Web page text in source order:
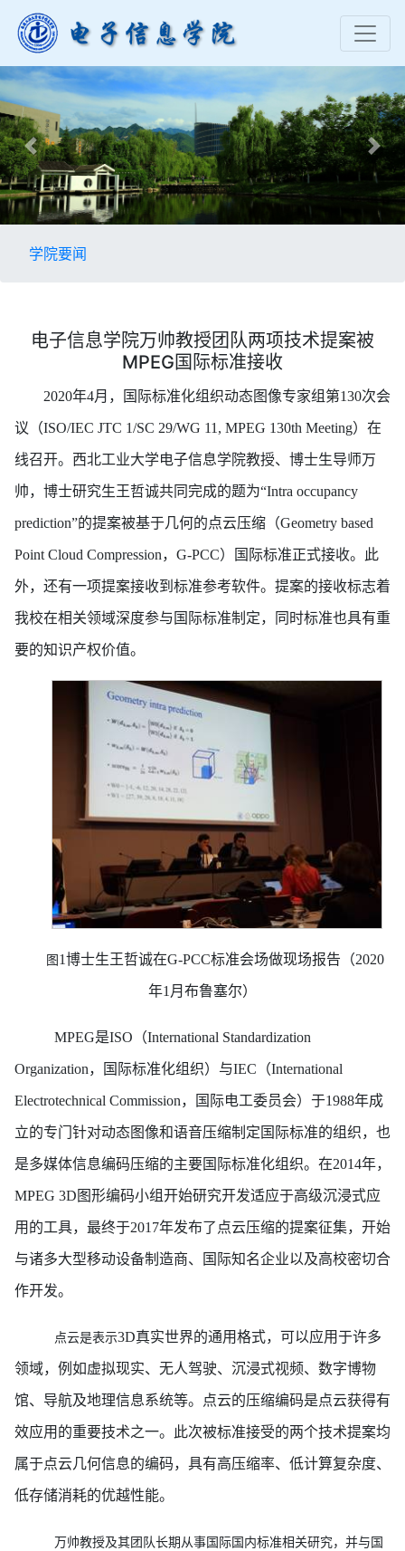
Previous Next
学院要闻
电子信息学院万帅教授团队两项技术提案被
MPEG国际标准接收
2020年4月，国际标准化组织动态图像专家组第130次会
议（ISO/IEC JTC 1/SC 29/WG 11, MPEG 130th Meeting）在
线召开。西北工业大学电子信息学院教授、博士生导师万
帅，博士研究生王哲诚共同完成的题为“Intra occupancy
prediction”的提案被基于几何的点云压缩（Geometry based
Point Cloud Compression，G-PCC）国际标准正式接收。此
外，还有一项提案接收到标准参考软件。提案的接收标志着
我校在相关领域深度参与国际标准制定，同时标准也具有重
要的知识产权价值。
图 1博士生王哲诚在G-PCC标准会场做现场报告（2020
年1月布鲁塞尔）
MPEG是ISO（International Standardization
Organization，国际标准化组织）与IEC（International
Electrotechnical Commission，国际电工委员会）于1988年成
立的专门针对动态图像和语音压缩制定国际标准的组织，也
是多媒体信息编码压缩的主要国际标准化组织。在2014年，
MPEG 3D图形编码小组开始研究开发适应于高级沉浸式应
用的工具，最终于2017年发布了点云压缩的提案征集，开始
与诸多大型移动设备制造商、国际知名企业以及高校密切合
作开发。
点云是表示3D真实世界的通用格式，可以应用于许多
领域，例如虚拟现实、无人驾驶、沉浸式视频、数字博物
馆、导航及地理信息系统等。点云的压缩编码是点云获得有
效应用的重要技术之一。此次被标准接受的两个技术提案均
属于点云几何信息的编码，具有高压缩率、低计算复杂度、
低存储消耗的优越性能。
万帅教授及其团队长期从事国际国内标准相关研究，并与国